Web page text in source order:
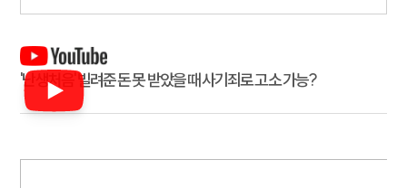
'난생처음' 빌려준 돈 못 받았을 때 사기죄로 고소 가능?